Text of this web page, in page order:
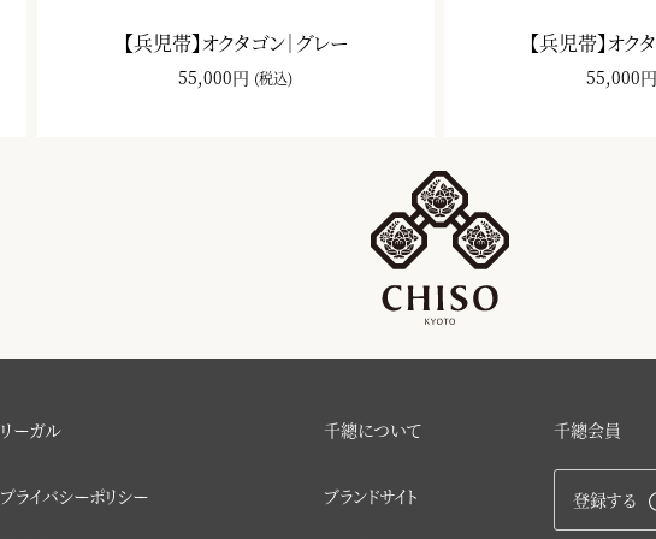
【兵児帯】オクタゴン｜グレー
55,000円 (税込)
【兵児帯】オク
55,000円
リーガル
プライバシーポリシー
千總について
ブランドサイト
千總会員
登録する